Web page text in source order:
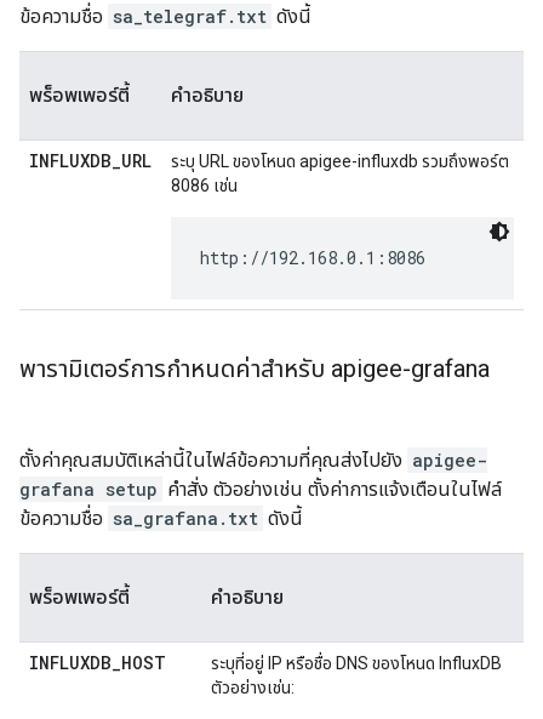
ข้อความชื่อ sa_telegraf.txt ดังนี้
พร็อพเพอร์ตี้ คำอธิบาย
INFLUXDB_URL
ระบุ URL ของโหนด apigee-influxdb รวมถึงพอร์ต
8086 เช่น
http://192.168.0.1:8086
พารามิเตอร์การกําหนดค่าสำหรับ apigee-grafana
ตั้งค่าคุณสมบัติเหล่านี้ในไฟล์ข้อความที่คุณส่งไปยัง apigee-
grafana setup คำสั่ง ตัวอย่างเช่น ตั้งค่าการแจ้งเตือนในไฟล์
ข้อความชื่อ sa_grafana.txt ดังนี้
พร็อพเพอร์ตี้ คำอธิบาย
INFLUXDB_HOST
ระบุที่อยู่ IP หรือชื่อ DNS ของโหนด InfluxDB
ตัวอย่างเช่น: